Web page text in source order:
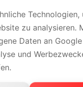
Technologien,
zu analysieren.
Daten an
und